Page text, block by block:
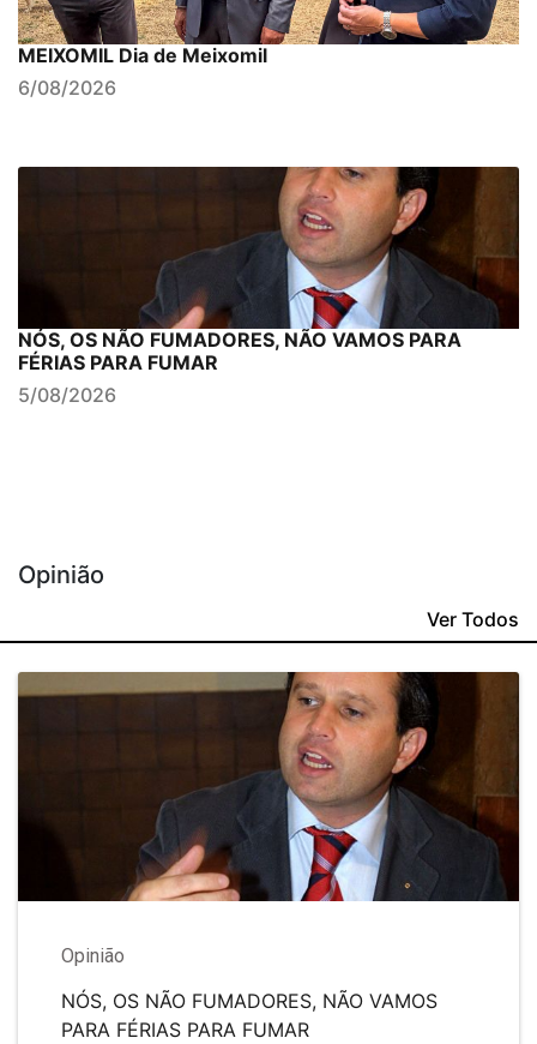
MEIXOMIL Dia de Meixomil
6/08/2026
NÓS, OS NÃO FUMADORES, NÃO VAMOS PARA
FÉRIAS PARA FUMAR
5/08/2026
Opinião
Ver Todos
Opinião
NÓS, OS NÃO FUMADORES, NÃO VAMOS
PARA FÉRIAS PARA FUMAR